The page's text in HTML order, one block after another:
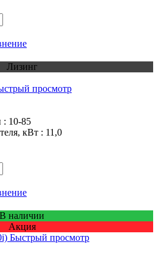
Лизинг
просмотр
: 10-85
кВт : 11,0
В наличии
Акция
Быстрый просмотр